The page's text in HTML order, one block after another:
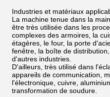
Industries et matériaux
La machine tenue dans la
être très utilisée dans les
complexes des armoires, la
étagères, le four, la porte
fenêtre, la boîte de
d'autres industries.
D'ailleurs, très utilisé dans
appareils de communication,
l'électronique, cuivre,
transformation de soudure.